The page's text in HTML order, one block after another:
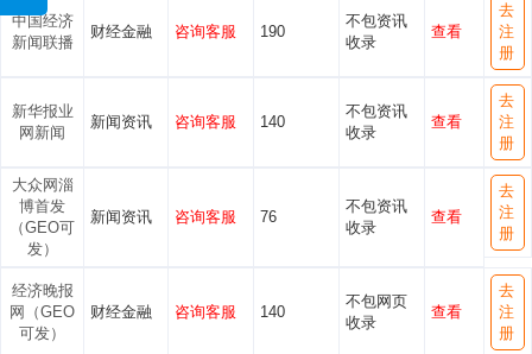
中国经济
新闻联播
财经金融 咨询客服 190
不包资讯
收录
查看
去
注
册
新华报业
网新闻
新闻资讯 咨询客服 140
不包资讯
收录
查看
去
注
册
大众网淄
博首发
（GEO可
发）
新闻资讯 咨询客服 76
不包资讯
收录
查看
去
注
册
经济晚报
网（GEO
可发）
财经金融 咨询客服 140
不包网页
收录
查看
去
注
册